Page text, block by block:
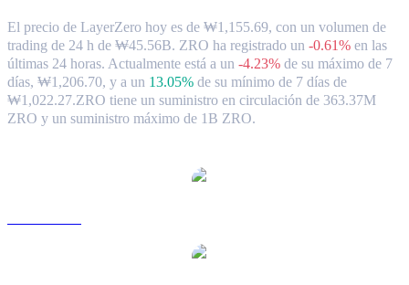
El precio de LayerZero hoy es de ₩1,155.69, con un volumen de
trading de 24 h de ₩45.56B. ZRO ha registrado un -0.61% en las
últimas 24 horas. Actualmente está a un -4.23% de su máximo de 7
días, ₩1,206.70, y a un 13.05% de su mínimo de 7 días de
₩1,022.27.ZRO tiene un suministro en circulación de 363.37M
ZRO y un suministro máximo de 1B ZRO.